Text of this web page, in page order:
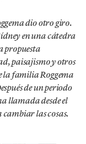
dio otro giro.
en una cátedra
propuesta
paisajismo y otros
la familia Roggema
de un periodo
llamada desde el
cambiar las cosas.